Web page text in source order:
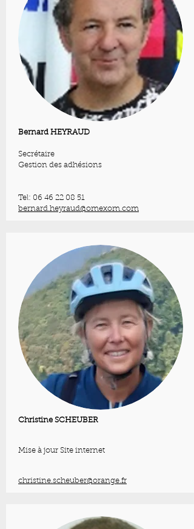
Bernard HEYRAUD
Secrétaire
Gestion des adhésions
Tel: 06 46 22 08 51
bernard.heyraud@omexom.com
Christine SCHEUBER
Mise à jour Site internet
christine.scheuber@orange.fr